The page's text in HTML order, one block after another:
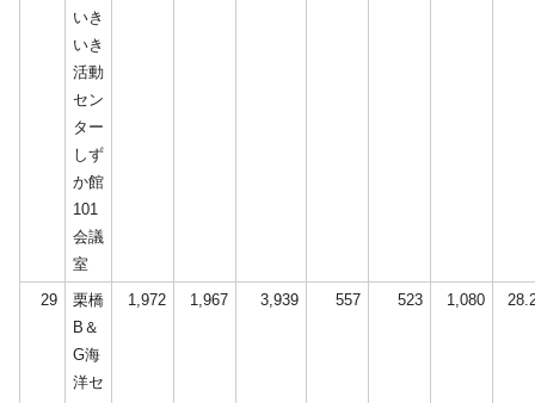
いき
いき
活動
セン
ター
しず
か館
101
会議
室
29
栗橋
B＆
G海
洋セ
1,972 1,967 3,939 557 523 1,080